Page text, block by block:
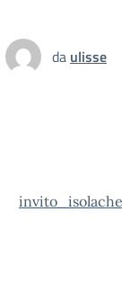
da ulisse